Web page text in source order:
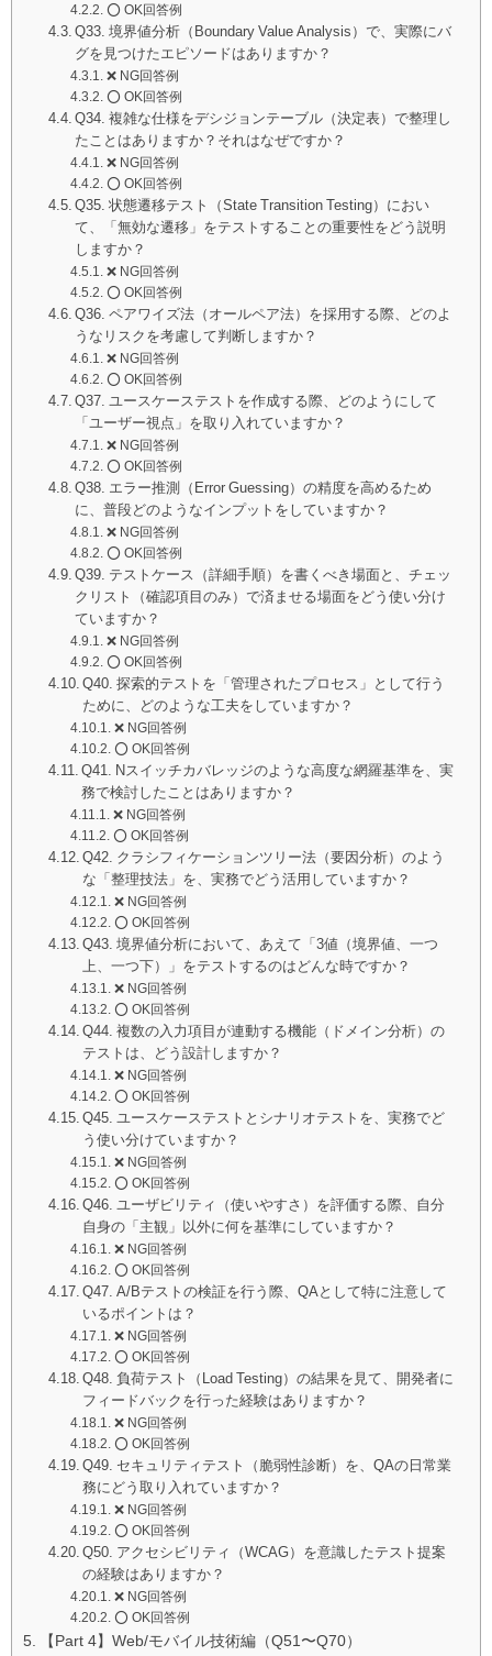
⭕️ OK回答例
Q33. 境界値分析（Boundary Value Analysis）で、実際にバ
グを見つけたエピソードはありますか？
❌ NG回答例
⭕️ OK回答例
Q34. 複雑な仕様をデシジョンテーブル（決定表）で整理し
たことはありますか？それはなぜですか？
❌ NG回答例
⭕️ OK回答例
Q35. 状態遷移テスト（State Transition Testing）におい
て、「無効な遷移」をテストすることの重要性をどう説明
しますか？
❌ NG回答例
⭕️ OK回答例
Q36. ペアワイズ法（オールペア法）を採用する際、どのよ
うなリスクを考慮して判断しますか？
❌ NG回答例
⭕️ OK回答例
Q37. ユースケーステストを作成する際、どのようにして
「ユーザー視点」を取り入れていますか？
❌ NG回答例
⭕️ OK回答例
Q38. エラー推測（Error Guessing）の精度を高めるため
に、普段どのようなインプットをしていますか？
❌ NG回答例
⭕️ OK回答例
Q39. テストケース（詳細手順）を書くべき場面と、チェッ
クリスト（確認項目のみ）で済ませる場面をどう使い分け
ていますか？
❌ NG回答例
⭕️ OK回答例
Q40. 探索的テストを「管理されたプロセス」として行う
ために、どのような工夫をしていますか？
❌ NG回答例
⭕️ OK回答例
Q41. Nスイッチカバレッジのような高度な網羅基準を、実
務で検討したことはありますか？
❌ NG回答例
⭕️ OK回答例
Q42. クラシフィケーションツリー法（要因分析）のよう
な「整理技法」を、実務でどう活用していますか？
❌ NG回答例
⭕️ OK回答例
Q43. 境界値分析において、あえて「3値（境界値、一つ
上、一つ下）」をテストするのはどんな時ですか？
❌ NG回答例
⭕️ OK回答例
Q44. 複数の入力項目が連動する機能（ドメイン分析）の
テストは、どう設計しますか？
❌ NG回答例
⭕️ OK回答例
Q45. ユースケーステストとシナリオテストを、実務でど
う使い分けていますか？
❌ NG回答例
⭕️ OK回答例
Q46. ユーザビリティ（使いやすさ）を評価する際、自分
自身の「主観」以外に何を基準にしていますか？
❌ NG回答例
⭕️ OK回答例
Q47. A/Bテストの検証を行う際、QAとして特に注意して
いるポイントは？
❌ NG回答例
⭕️ OK回答例
Q48. 負荷テスト（Load Testing）の結果を見て、開発者に
フィードバックを行った経験はありますか？
❌ NG回答例
⭕️ OK回答例
Q49. セキュリティテスト（脆弱性診断）を、QAの日常業
務にどう取り入れていますか？
❌ NG回答例
⭕️ OK回答例
Q50. アクセシビリティ（WCAG）を意識したテスト提案
の経験はありますか？
❌ NG回答例
⭕️ OK回答例
【Part 4】Web/モバイル技術編（Q51〜Q70）